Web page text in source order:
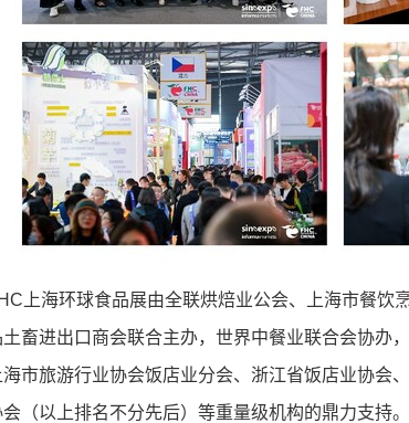
上海环球食品展由全联烘焙业公会、上海市餐饮
畜进出口商会联合主办，世界中餐业联合会协办
市旅游行业协会饭店业分会、浙江省饭店业协会
（以上排名不分先后）等重量级机构的鼎力支持。